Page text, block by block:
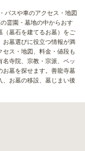
バスや車のアクセス・地図
霊園・墓地の中からおす
（墓石を建てるお墓）をご
お墓選びに役立つ情報が満
セス・地図、料金・値段も
名寺院、宗教・宗派、ペッ
お墓を探せます。善龍寺墓
、お墓の移設、墓じまい後